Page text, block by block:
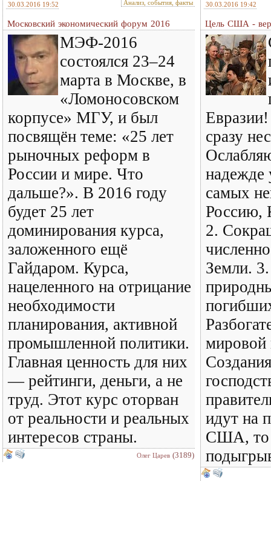
30.03.2016 19:52 Анализ, события, факты
Московский экономический форум 2016
МЭФ-2016
состоялся 23–24
марта в Москве, в
«Ломоносовском
корпусе» МГУ, и был
посвящён теме: «25 лет
рыночных реформ в
России и мире. Что
дальше?». В 2016 году
будет 25 лет
доминирования курса,
заложенного ещё
Гайдаром. Курса,
нацеленного на отрицание
необходимости
планирования, активной
промышленной политики.
Главная ценность для них
— рейтинги, деньги, а не
труд. Этот курс оторван
от реальности и реальных
интересов страны.
Олег Царев (3189)
30.03.2016 19:42
Цель США -
сразу
надежде
самых
Россию,
2.
Земли.
мировой
идут на
США, то